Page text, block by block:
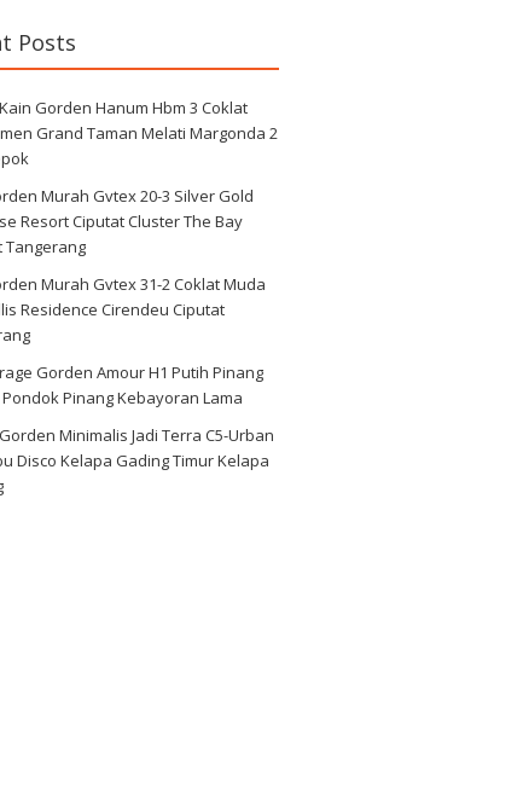
Posts
Gorden Hanum Hbm 3 Coklat
Grand Taman Melati Margonda 2
Murah Gvtex 20-3 Silver Gold
Resort Ciputat Cluster The Bay
Tangerang
Murah Gvtex 31-2 Coklat Muda
Residence Cirendeu Ciputat
Gorden Amour H1 Putih Pinang
Pinang Kebayoran Lama
Minimalis Jadi Terra C5-Urban
Disco Kelapa Gading Timur Kelapa